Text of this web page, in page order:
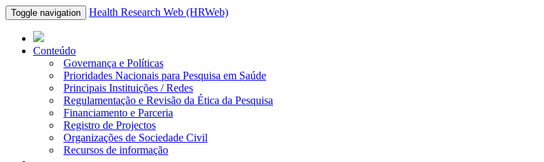
Toggle navigation Health Research Web (HRWeb)
Conteúdo
Governança e Políticas
Prioridades Nacionais para Pesquisa em Saúde
Principais Instituições / Redes
Regulamentação e Revisão da Ética da Pesquisa
Financiamento e Parceria
Registro de Projectos
Organizações de Sociedade Civil
Recursos de informação